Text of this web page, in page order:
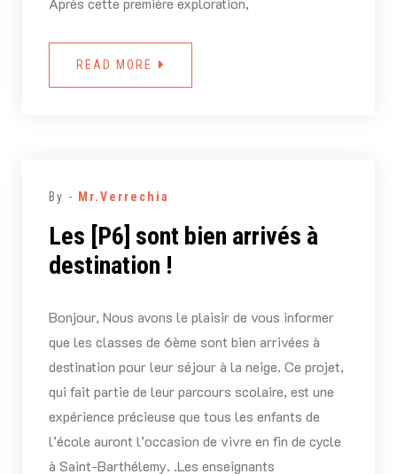
READ MORE
By - Mr.Verrechia
Les [P6] sont bien arrivés à
destination !
Bonjour, Nous avons le plaisir de vous informer
que les classes de 6ème sont bien arrivées à
destination pour leur séjour à la neige. Ce projet,
qui fait partie de leur parcours scolaire, est une
expérience précieuse que tous les enfants de
l’école auront l’occasion de vivre en fin de cycle
à Saint-Barthélemy. .Les enseignants